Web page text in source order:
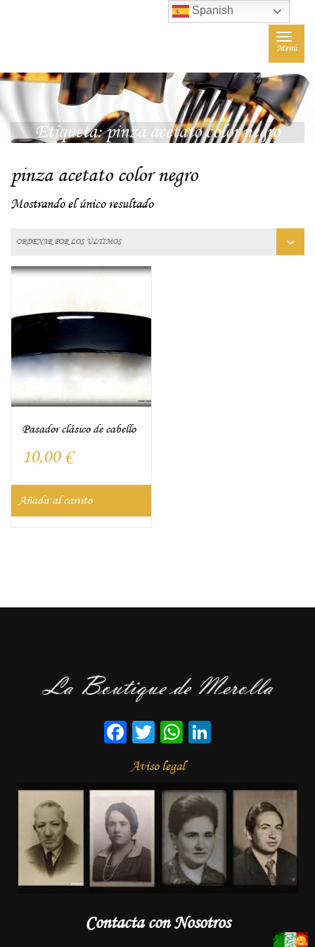
Toggle
Menú
Etiqueta:pinza acetato color negro
pinza acetato color negro
Mostrando el único resultado
Pasador clásico de cabello
10,00 €
Añadir al carrito
Facebook
TwitterWhatsApp
Aviso legal
Contacta con Nosotros
Spanish